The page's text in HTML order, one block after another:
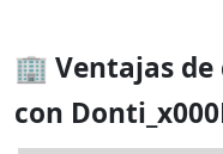
🏢 Ventajas
con